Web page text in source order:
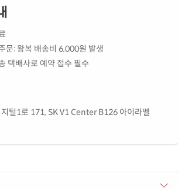
문: 왕복 배송비 6,000원 발생
택배사로 예약 접수 필수
털1로 171, SK V1 Center B126 아이라벨